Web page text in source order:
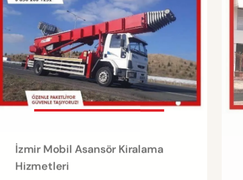
İzmir Mobil Asansör Kiralama
Hizmetleri